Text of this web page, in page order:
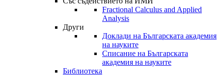
Fractional Calculus and Applied
Analysis
Други
Доклади на Българската академия
на науките
Списание на Българската
академия на науките
Библиотека